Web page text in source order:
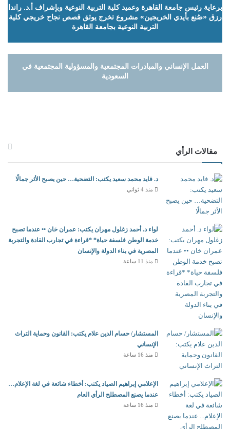
برعاية رئيس جامعة القاهرة وعميد كلية التربية النوعية وبإشراف أ.د. راندا
رزق «صُنع بأيدي الخريجين» مشروع تخرج يوثق قصص نجاح خريجي كلية
التربية النوعية بجامعة القاهرة
العمل الإنساني والمبادرات المجتمعية والمسؤولية المجتمعية في
السعودية
مقالات الرأي
د. فايد محمد سعيد يكتب: التضحية… حين يصبح الأثر جمالًا
منذ 4 ثواني
لواء د. أحمد زغلول مهران يكتب: عمران خان •• عندما تصبح
خدمة الوطن فلسفة حياة* *قراءة في تجارب القادة والتجربة
المصرية في بناء الدولة والإنسان
منذ 11 ساعة
المستشار/ حسام الدين علام يكتب: القانون وحماية التراث
الإنساني
منذ 16 ساعة
الإعلامي إبراهيم الصياد يكتب: أخطاء شائعة في لغة الإعلام…
عندما يصنع المصطلح الرأي العام
منذ 16 ساعة